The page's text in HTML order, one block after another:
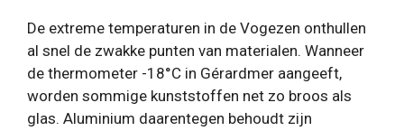
De extreme temperaturen in de Vogezen onthullen
al snel de zwakke punten van materialen. Wanneer
de thermometer -18°C in Gérardmer aangeeft,
worden sommige kunststoffen net zo broos als
glas. Aluminium daarentegen behoudt zijn